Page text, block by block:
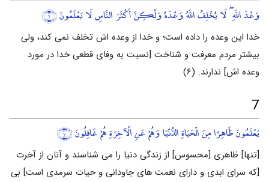
وَعْدَ اللَّهِ ۖ لَا يُخْلِفُ اللَّهُ وَعْدَهُ وَلَٰكِنَّ أَكْثَرَ النَّاسِ لَا يَعْلَمُونَ﴿٦﴾
خدا این وعده را داده است؛ و خدا از وعده اش تخلف نمی کند، ولی
بیشتر مردم معرفت و شناخت [نسبت به وفای قطعی خدا در مورد
وعده اش] ندارند. (۶)
7
يَعْلَمُونَ ظَاهِرًا مِنَ الْحَيَاةِ الدُّنْيَا وَهُمْ عَنِ الْآخِرَةِ هُمْ غَافِلُونَ﴿٧﴾
[تنها] ظاهری [محسوس] از زندگی دنیا را می شناسند و آنان از آخرت
[که سرای ابدی و دارای نعمت های جاودانی و حیات سرمدی است] بی